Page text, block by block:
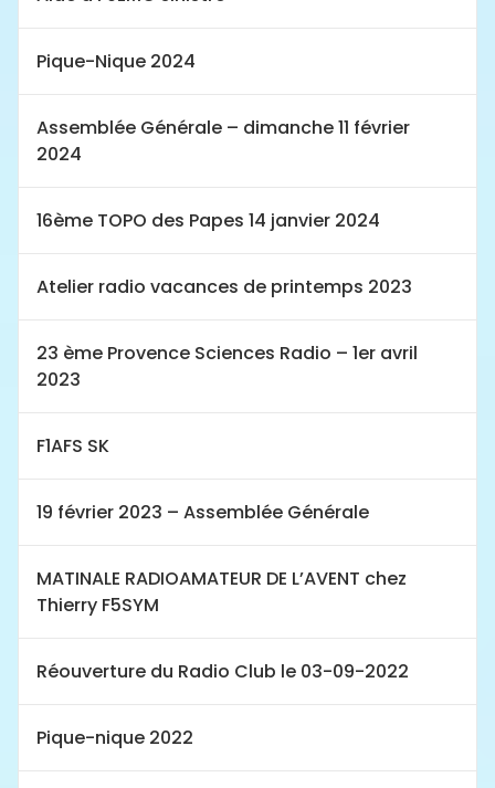
Pique-Nique 2024
Assemblée Générale – dimanche 11 février
2024
16ème TOPO des Papes 14 janvier 2024
Atelier radio vacances de printemps 2023
23 ème Provence Sciences Radio – 1er avril
2023
F1AFS SK
19 février 2023 – Assemblée Générale
MATINALE RADIOAMATEUR DE L’AVENT chez
Thierry F5SYM
Réouverture du Radio Club le 03-09-2022
Pique-nique 2022